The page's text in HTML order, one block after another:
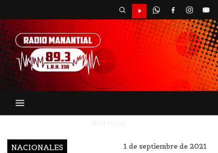
NACIONALES 1 de septiembre de 2021